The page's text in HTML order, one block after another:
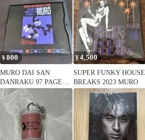
¥800
MURO DAI SAN
DANRAKU 97 PAGE
CD HIPHOP
¥4,500
SUPER FUNKY HOUSE
BREAKS 2023 MURO